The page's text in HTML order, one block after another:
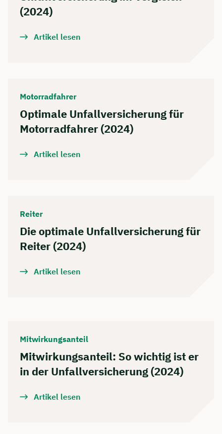
(2024)
Artikel lesen
Motorradfahrer
Optimale Unfallversicherung für
Motorradfahrer (2024)
Artikel lesen
Reiter
Die optimale Unfallversicherung für
Reiter (2024)
Artikel lesen
Mitwirkungsanteil
Mitwirkungsanteil: So wichtig ist er
in der Unfallversicherung (2024)
Artikel lesen